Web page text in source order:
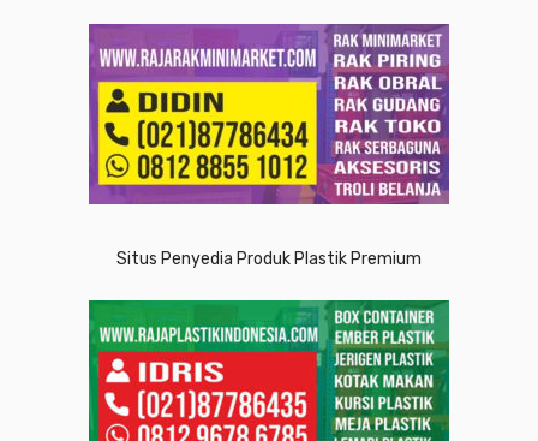
Situs Penyedia Produk Plastik Premium